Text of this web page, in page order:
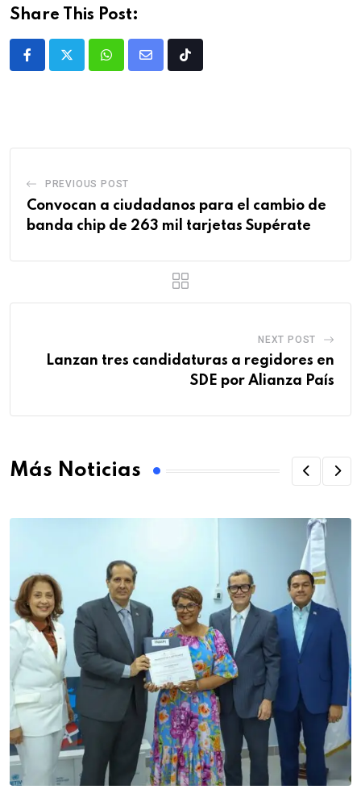
Share This Post:
PREVIOUS POST
Convocan a ciudadanos para el cambio de
banda chip de 263 mil tarjetas Supérate
NEXT POST
Lanzan tres candidaturas a regidores en
SDE por Alianza País
Más Noticias